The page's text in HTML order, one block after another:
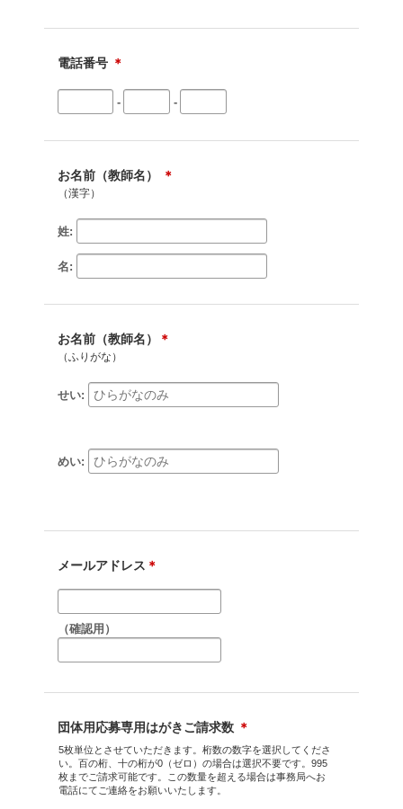
電話番号 ＊
- -
お名前（教師名） ＊
（漢字）
姓:
名:
お名前（教師名） ＊
（ふりがな）
せい:
めい:
メールアドレス ＊
（確認用）
団体用応募専用はがきご請求数 ＊
5枚単位とさせていただきます。桁数の数字を選択してくださ
い。百の桁、十の桁が0（ゼロ）の場合は選択不要です。995
枚までご請求可能です。この数量を超える場合は事務局へお
電話にてご連絡をお願いいたします。